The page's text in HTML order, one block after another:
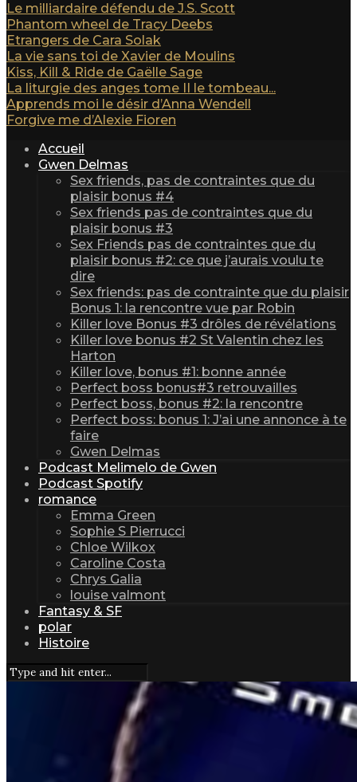
Le milliardaire défendu de J.S. Scott
Phantom wheel de Tracy Deebs
Etrangers de Cara Solak
La vie sans toi de Xavier de Moulins
Kiss, Kill & Ride de Gaëlle Sage
La liturgie des anges tome II le tombeau...
Apprends moi le désir d’Anna Wendell
Forgive me d’Alexie Fioren
Accueil
Gwen Delmas
Sex friends, pas de contraintes que du
plaisir bonus #4
Sex friends pas de contraintes que du
plaisir bonus #3
Sex Friends pas de contraintes que du
plaisir bonus #2: ce que j’aurais voulu te
dire
Sex friends: pas de contrainte que du plaisir
Bonus 1: la rencontre vue par Robin
Killer love Bonus #3 drôles de révélations
Killer love bonus #2 St Valentin chez les
Harton
Killer love, bonus #1: bonne année
Perfect boss bonus#3 retrouvailles
Perfect boss, bonus #2: la rencontre
Perfect boss: bonus 1: J’ai une annonce à te
faire
Gwen Delmas
Podcast Melimelo de Gwen
Podcast Spotify
romance
Emma Green
Sophie S Pierrucci
Chloe Wilkox
Caroline Costa
Chrys Galia
louise valmont
Fantasy & SF
polar
Histoire